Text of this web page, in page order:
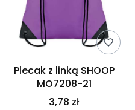
Plecak z linką SHOOP
MO7208-21
3,78 zł